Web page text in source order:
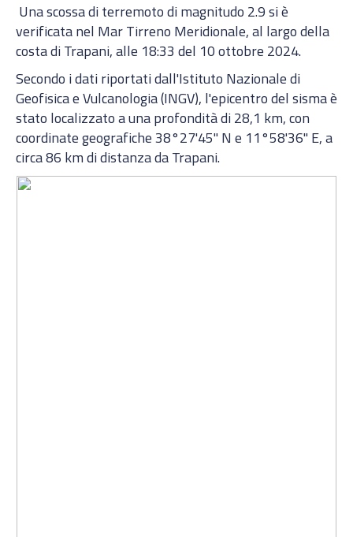
Una scossa di terremoto di magnitudo 2.9 si è
verificata nel Mar Tirreno Meridionale, al largo della
costa di Trapani, alle 18:33 del 10 ottobre 2024.
Secondo i dati riportati dall'Istituto Nazionale di
Geofisica e Vulcanologia (INGV), l'epicentro del sisma è
stato localizzato a una profondità di 28,1 km, con
coordinate geografiche 38°27'45" N e 11°58'36" E, a
circa 86 km di distanza da Trapani.